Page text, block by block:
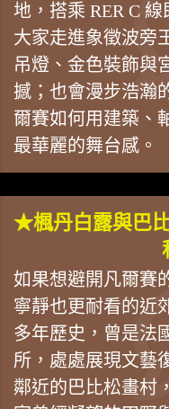
地，搭乘 RER C
大家走進象徵波旁
吊燈、金色裝飾與
撼；也會漫步浩瀚
爾賽如何用建築、
最華麗的舞台感。
★楓丹白露與巴
如果想避開凡爾賽
寧靜也更耐看的近
多年歷史，曾是法
所，處處展現文藝
鄰近的巴比松畫村